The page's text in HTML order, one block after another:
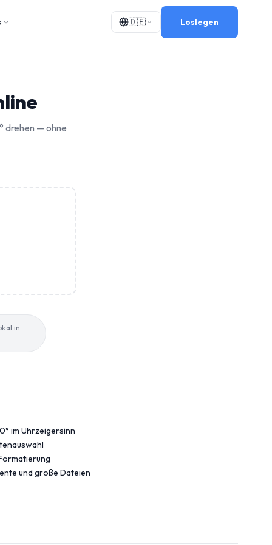
🇩🇪 Loslegen
drehen — ohne
in
im Uhrzeigersinn
und große Dateien